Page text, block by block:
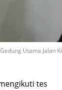
Utama Jalan Ki
tes